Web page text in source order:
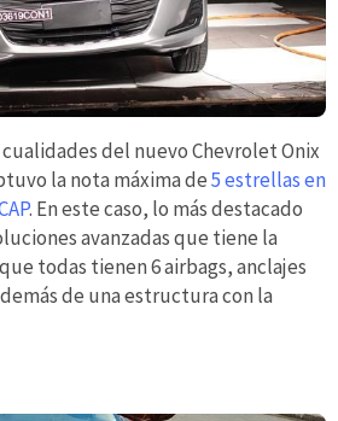
del nuevo Chevrolet Onix
la nota máxima de5 estrellas en
. En este caso, lo más destacado
avanzadas que tiene la
todas tienen 6 airbags, anclajes
de una estructura con la